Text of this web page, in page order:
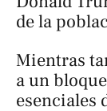
de la
Mientras
a un
esenciales